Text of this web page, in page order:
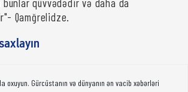
Qamğrelidze.
oxuyun. Gürcüstanın və dünyanın ən vacib xəbərləri